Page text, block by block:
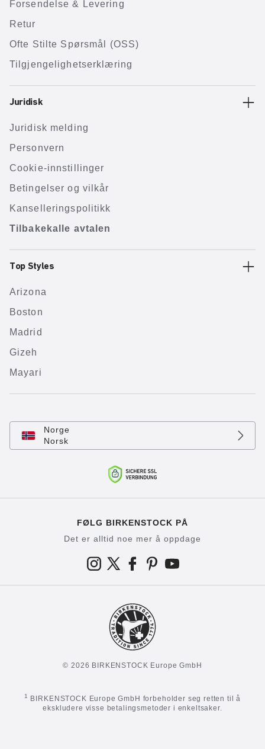
Forsendelse & Levering
Retur
Ofte Stilte Spørsmål (OSS)
Tilgjengelighetserklæring
Juridisk
Juridisk melding
Personvern
Cookie-innstillinger
Betingelser og vilkår
Kanselleringspolitikk
Tilbakekalle avtalen
Top Styles
Arizona
Boston
Madrid
Gizeh
Mayari
Norge
Norsk
FØLG BIRKENSTOCK PÅ
Det er alltid noe mer å oppdage
© 2026 BIRKENSTOCK Europe GmbH
1
BIRKENSTOCK Europe GmbH forbeholder seg retten til å
ekskludere visse betalingsmetoder i enkeltsaker.